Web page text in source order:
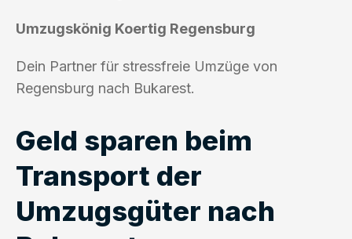
Umzugskönig Koertig Regensburg
Dein Partner für stressfreie Umzüge von
Regensburg nach Bukarest.
Geld sparen beim
Transport der
Umzugsgüter nach